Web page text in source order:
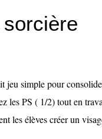
jeu simple pour
les PS ( 1/2) tout en
les élèves créer un